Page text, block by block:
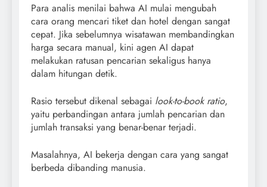
Para analis menilai bahwa AI mulai mengubah
cara orang mencari tiket dan hotel dengan sangat
cepat. Jika sebelumnya wisatawan membandingkan
harga secara manual, kini agen AI dapat
melakukan ratusan pencarian sekaligus hanya
dalam hitungan detik.
Rasio tersebut dikenal sebagai look-to-book ratio,
yaitu perbandingan antara jumlah pencarian dan
jumlah transaksi yang benar-benar terjadi.
Masalahnya, AI bekerja dengan cara yang sangat
berbeda dibanding manusia.